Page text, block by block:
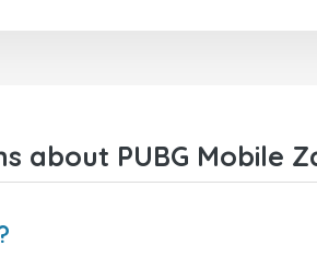
about PUBG Mobile